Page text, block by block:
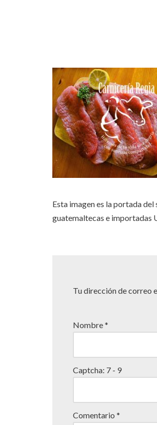
Esta imagen es la portada
guatemaltecas e importadas
Tu dirección de correo
Nombre*
Captcha: 7 - 9
Comentario *